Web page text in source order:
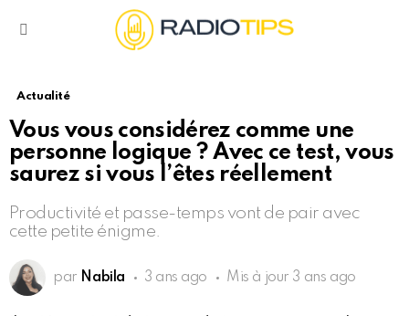
Actualité
Vous vous considérez comme une
personne logique ? Avec ce test, vous
saurez si vous l’êtes réellement
Productivité et passe-temps vont de pair avec
cette petite énigme.
par Nabila 3 ans ago Mis à jour 3 ans ago